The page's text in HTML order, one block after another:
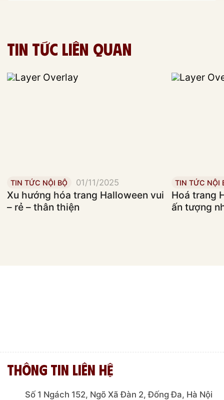
Tin tức liên quan
TIN TỨC NỘI BỘ 01/11/2025
Xu hướng hóa trang Halloween vui
– rẻ – thân thiện
TIN TỨC NỘI
Hoá trang
ấn tượng
Thông tin liên hệ
Số 1 Ngách 152, Ngõ Xã Đàn 2, Đống Đa, Hà Nội